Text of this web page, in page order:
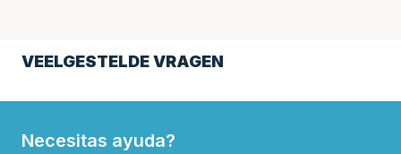
VEELGESTELDE VRAGEN
Necesitas ayuda?